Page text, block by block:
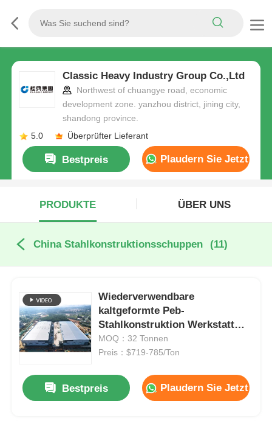
Classic Heavy Industry Group Co.,Ltd
Northwest of chuangye road, economic
development zone. yanzhou district, jining city,
shandong province.
5.0
Überprüfter Lieferant
Bestpreis Plaudern Sie Jetzt
PRODUKTE ÜBER UNS
China Stahlkonstruktionsschuppen (11)
Wiederverwendbare
kaltgeformte Peb-
Stahlkonstruktion Werkstatt
Metalllagerhalle Gebäude
MOQ：32 Tonnen
Preis：$719-785/Ton
Bestpreis Plaudern Sie Jetzt